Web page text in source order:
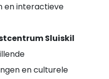
en interactieve
Sluiskil
en culturele